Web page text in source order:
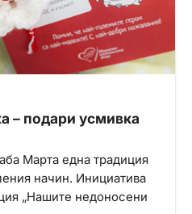
– подари усмивка
Марта една традиция
начин. Инициатива
„Нашите недоносени